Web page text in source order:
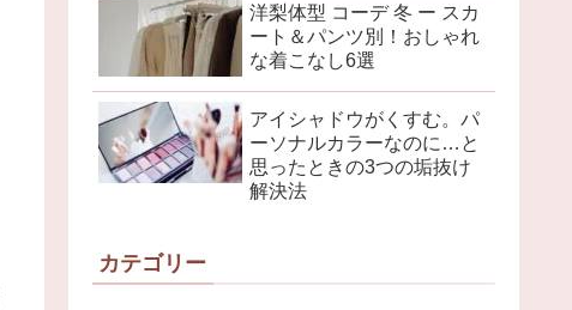
洋梨体型 コーデ 冬 ー スカ
ート＆パンツ別！おしゃれ
な着こなし6選
アイシャドウがくすむ。パ
ーソナルカラーなのに…と
思ったときの3つの垢抜け
解決法
カテゴリー